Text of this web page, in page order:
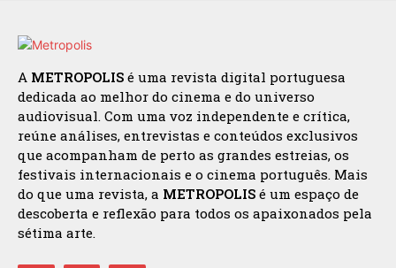
A METROPOLIS é uma revista digital portuguesa
dedicada ao melhor do cinema e do universo
audiovisual. Com uma voz independente e crítica,
reúne análises, entrevistas e conteúdos exclusivos
que acompanham de perto as grandes estreias, os
festivais internacionais e o cinema português. Mais
do que uma revista, a METROPOLIS é um espaço de
descoberta e reflexão para todos os apaixonados pela
sétima arte.